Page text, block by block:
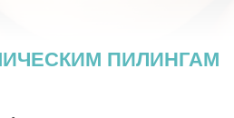
ПИЛИНГАМ